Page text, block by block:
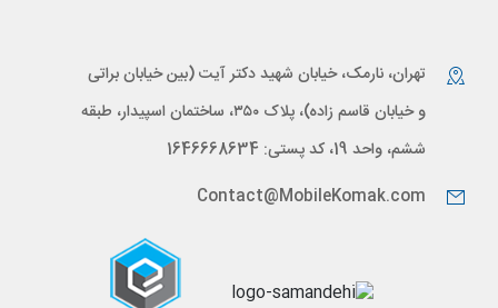
تهران، نارمک، خیابان شهید دکتر آیت (بین خیابان براتی
و خیابان قاسم زاده)، پلاک ۳۵۰، ساختمان اسپیدار، طبقه
ششم، واحد 19، کد پستی: 1646668634
Contact@MobileKomak.com